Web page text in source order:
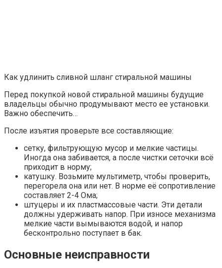
Как удлинить сливной шланг стиральной машины
Перед покупкой новой стиральной машины будущие
владельцы обычно продумывают место ее установки.
Важно обеспечить…
После изъятия проверьте все составляющие:
сетку, фильтрующую мусор и мелкие частицы.
Иногда она забивается, а после чистки сеточки всё
приходит в норму;
катушку. Возьмите мультиметр, чтобы проверить,
перегорела она или нет. В норме её сопротивление
составляет 2-4 Ома;
штуцеры и их пластмассовые части. Эти детали
должны удерживать напор. При износе механизма
мелкие части вымываются водой, и напор
бесконтрольно поступает в бак.
Основные неисправности